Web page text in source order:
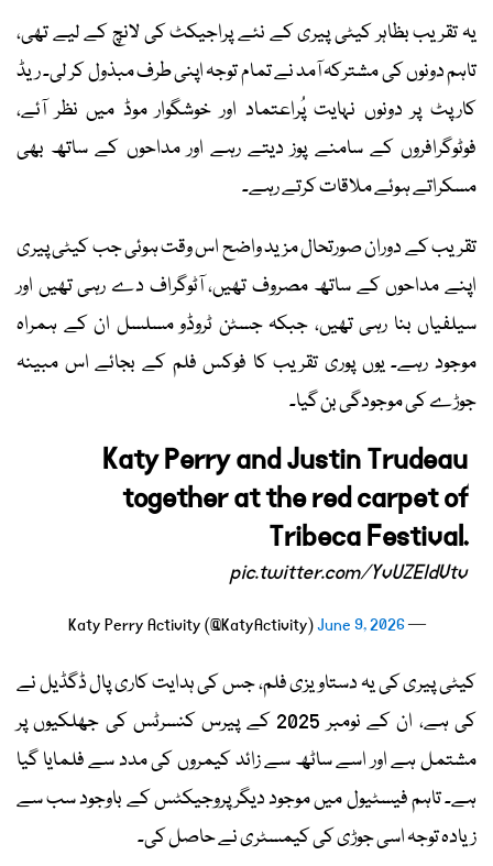
یہ تقریب بظاہر کیٹی پیری کے نئے پراجیکٹ کی لانچ کے لیے تھی،
تاہم دونوں کی مشترکہ آمد نے تمام توجہ اپنی طرف مبذول کر لی۔ ریڈ
کارپٹ پر دونوں نہایت پُراعتماد اور خوشگوار موڈ میں نظر آئے،
فوٹوگرافروں کے سامنے پوز دیتے رہے اور مداحوں کے ساتھ بھی
مسکراتے ہوئے ملاقات کرتے رہے۔
تقریب کے دوران صورتحال مزید واضح اس وقت ہوئی جب کیٹی پیری
اپنے مداحوں کے ساتھ مصروف تھیں، آٹوگراف دے رہی تھیں اور
سیلفیاں بنا رہی تھیں، جبکہ جسٹن ٹروڈو مسلسل ان کے ہمراہ
موجود رہے۔ یوں پوری تقریب کا فوکس فلم کے بجائے اس مبینہ
جوڑے کی موجودگی بن گیا۔
Katy Perry and Justin Trudeau
together at the red carpet of
Tribeca Festival.
pic.twitter.com/YvUZEldVtv
— Katy Perry Activity (@KatyActivity)
June 9, 2026
کیٹی پیری کی یہ دستاویزی فلم، جس کی ہدایت کاری پال ڈگڈیل نے
کی ہے، ان کے نومبر 2025 کے پیرس کنسرٹس کی جھلکیوں پر
مشتمل ہے اور اسے ساٹھ سے زائد کیمروں کی مدد سے فلمایا گیا
ہے۔ تاہم فیسٹیول میں موجود دیگر پروجیکٹس کے باوجود سب سے
زیادہ توجہ اسی جوڑی کی کیمسٹری نے حاصل کی۔